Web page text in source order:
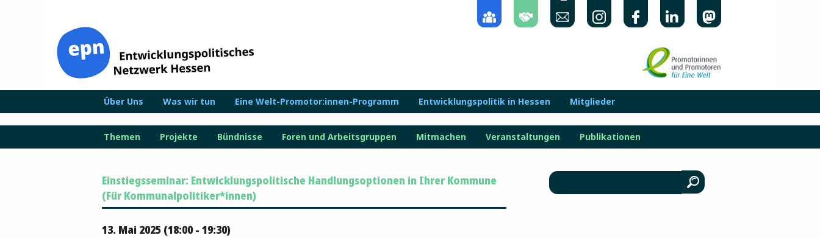
Über Uns Was wir tun Eine Welt-Promotor:innen-Programm Entwicklungspolitik in Hessen Mitglieder
Themen Projekte Bündnisse Foren und Arbeitsgruppen Mitmachen Veranstaltungen Publikationen
Einstiegsseminar: Entwicklungspolitische Handlungsoptionen in Ihrer Kommune
(Für Kommunalpolitiker*innen)
13. Mai 2025 (18:00 - 19:30)